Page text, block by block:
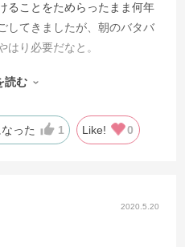
ることをためらったまま何年
してきましたが、朝のバタバ
はり必要だなと。
かなくて。
入りです！
読む
った 1 Like! 0
2020.5.20